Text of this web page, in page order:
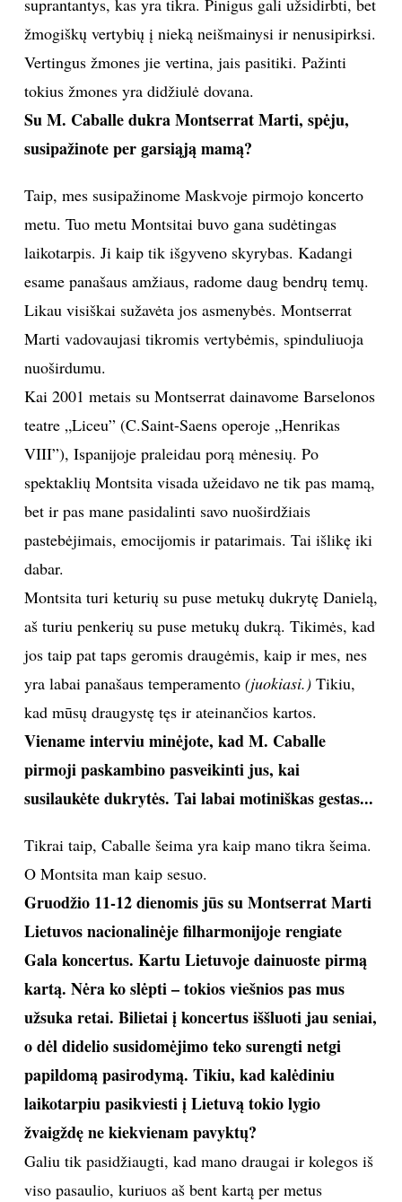
suprantantys, kas yra tikra. Pinigus gali užsidirbti, bet
žmogiškų vertybių į nieką neišmainysi ir nenusipirksi.
Vertingus žmones jie vertina, jais pasitiki. Pažinti
tokius žmones yra didžiulė dovana.
Su M. Caballe dukra Montserrat Marti, spėju,
susipažinote per garsiąją mamą?
Taip, mes susipažinome Maskvoje pirmojo koncerto
metu. Tuo metu Montsitai buvo gana sudėtingas
laikotarpis. Ji kaip tik išgyveno skyrybas. Kadangi
esame panašaus amžiaus, radome daug bendrų temų.
Likau visiškai sužavėta jos asmenybės. Montserrat
Marti vadovaujasi tikromis vertybėmis, spinduliuoja
nuoširdumu.
Kai 2001 metais su Montserrat dainavome Barselonos
teatre „Liceu” (C.Saint-Saens operoje „Henrikas
VIII”), Ispanijoje praleidau porą mėnesių. Po
spektaklių Montsita visada užeidavo ne tik pas mamą,
bet ir pas mane pasidalinti savo nuoširdžiais
pastebėjimais, emocijomis ir patarimais. Tai išlikę iki
dabar.
Montsita turi keturių su puse metukų dukrytę Danielą,
aš turiu penkerių su puse metukų dukrą. Tikimės, kad
jos taip pat taps geromis draugėmis, kaip ir mes, nes
yra labai panašaus temperamento (juokiasi.)Tikiu,
kad mūsų draugystę tęs ir ateinančios kartos.
Viename interviu minėjote, kad M. Caballe
pirmoji paskambino pasveikinti jus, kai
susilaukėte dukrytės. Tai labai motiniškas gestas...
Tikrai taip, Caballe šeima yra kaip mano tikra šeima.
O Montsita man kaip sesuo.
Gruodžio 11-12 dienomis jūs su Montserrat Marti
Lietuvos nacionalinėje filharmonijoje rengiate
Gala koncertus. Kartu Lietuvoje dainuoste pirmą
kartą. Nėra ko slėpti – tokios viešnios pas mus
užsuka retai. Bilietai į koncertus iššluoti jau seniai,
o dėl didelio susidomėjimo teko surengti netgi
papildomą pasirodymą. Tikiu, kad kalėdiniu
laikotarpiu pasikviesti į Lietuvą tokio lygio
žvaigždę ne kiekvienam pavyktų?
Galiu tik pasidžiaugti, kad mano draugai ir kolegos iš
viso pasaulio, kuriuos aš bent kartą per metus